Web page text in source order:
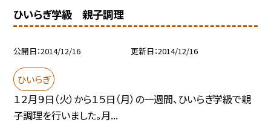
ひいらぎ学級 親子調理
公開日 2014/12/16 更新日 2014/12/16
ひいらぎ
１２月９日（火）から１５日（月）の一週間、ひいらぎ学級で親
子調理を行いました。月...